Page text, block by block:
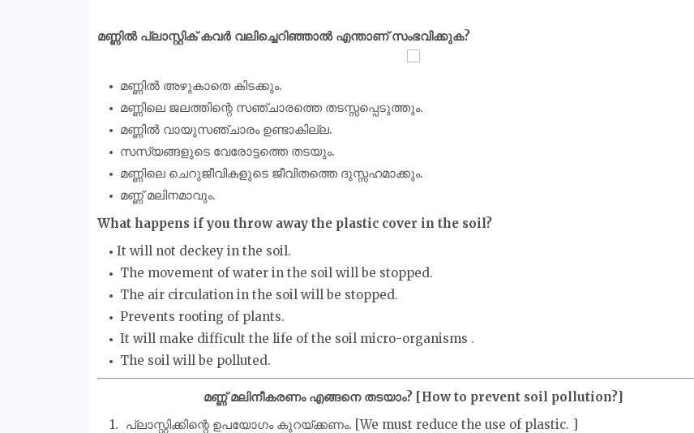
മണ്ണിൽ പ്ലാസ്റ്റിക് കവർ വലിച്ചെറിഞ്ഞാൽ എന്താണ് സംഭവിക്കുക?
മണ്ണിൽ അഴുകാതെ കിടക്കും.
മണ്ണിലെ ജലത്തിന്റെ സഞ്ചാരത്തെ തടസ്സപ്പെടുത്തും.
മണ്ണിൽ വായുസഞ്ചാരം ഉണ്ടാകില്ല.
സസ്യങ്ങളുടെ വേരോട്ടത്തെ തടയും.
മണ്ണിലെ ചെറുജീവികളുടെ ജീവിതത്തെ ദുസ്സഹമാക്കും.
മണ്ണ് മലിനമാവും.
What happens if you throw away the plastic cover in the soil?
It will not deckey in the soil.
The movement of water in the soil will be stopped.
The air circulation in the soil will be stopped.
Prevents rooting of plants.
It will make difficult the life of the soil micro-organisms .
The soil will be polluted.
മണ്ണ് മലിനീകരണം എങ്ങനെ തടയാം? [How to prevent soil pollution?]
പ്ലാസ്റ്റിക്കിന്റെ ഉപയോഗം കുറയ്ക്കണം. [We must reduce the use of plastic. ]